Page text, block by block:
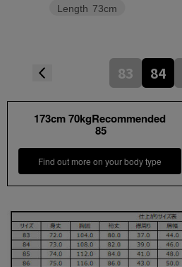
Length 73cm
83 84
173cm 70kgRecommended
85
Find out more on your body type